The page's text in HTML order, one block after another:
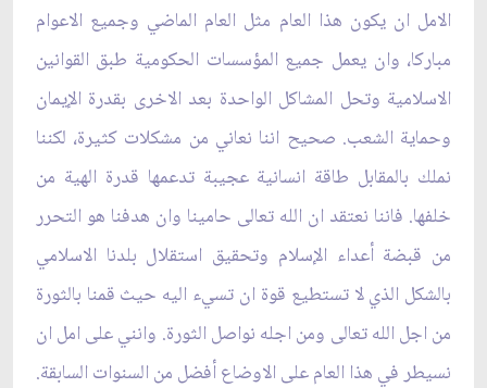
الامل ان يكون هذا العام مثل العام الماضي وجميع الاعوام
مباركا، وان يعمل جميع المؤسسات الحكومية طبق القوانين
الاسلامية وتحل المشاكل الواحدة بعد الاخرى‏ بقدرة الإيمان
وحماية الشعب. صحيح اننا نعاني من مشكلات كثيرة، لكننا
نملك بالمقابل طاقة انسانية عجيبة تدعمها قدرة الهية من
خلفها. فاننا نعتقد ان الله تعالى حامينا وان هدفنا هو التحرر
من قبضة أعداء الإسلام وتحقيق استقلال بلدنا الاسلامي
بالشكل الذي لا تستطيع قوة ان تسي‏ء اليه حيث قمنا بالثورة
من اجل الله تعالى ومن اجله نواصل الثورة. وانني على امل ان
نسيطر في هذا العام على الاوضاع أفضل من السنوات السابقة.